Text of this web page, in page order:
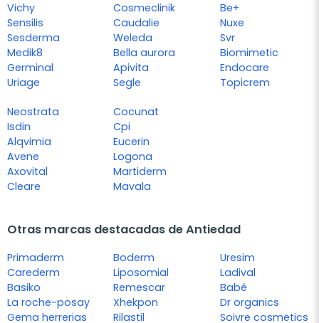
Vichy
Sensilis
Sesderma
Medik8
Germinal
Uriage
Cosmeclinik
Caudalie
Weleda
Bella aurora
Apivita
Segle
Be+
Nuxe
Svr
Biomimetic
Endocare
Topicrem
Neostrata
Isdin
Alqvimia
Avene
Axovital
Cleare
Cocunat
Cpi
Eucerin
Logona
Martiderm
Mavala
Otras marcas destacadas de Antiedad
Primaderm
Carederm
Basiko
La roche-posay
Gema herrerias
Boderm
Liposomial
Remescar
Xhekpon
Rilastil
Uresim
Ladival
Babé
Dr organics
Soivre cosmetics